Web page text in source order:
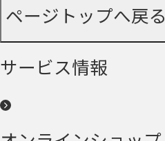
ページトップへ戻る
サービス情報